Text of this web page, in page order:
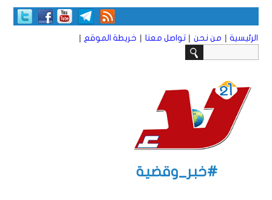
الرئيسية | من نحن | تواصل معنا | خريطة الموقع |
#خبر_وقضية